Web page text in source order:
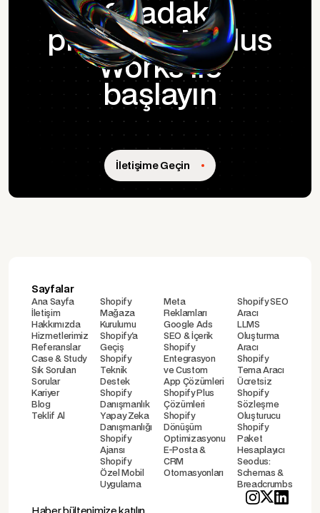
Sıradaki
projenize Nodus
Works ile
başlayın
İletişime Geçin
Sayfalar
Ana Sayfa
İletişim
Hakkımızda
Hizmetlerimiz
Referanslar
Case & Study
Sık Sorulan
Sorular
Kariyer
Blog
Teklif Al
Shopify
Mağaza
Kurulumu
Shopify'a
Geçiş
Shopify
Teknik
Destek
Shopify
Danışmanlık
Yapay Zeka
Danışmanlığı
Shopify
Ajansı
Shopify
Özel Mobil
Uygulama
Meta
Reklamları
Google Ads
SEO & İçerik
Shopify
Entegrasyon
ve Custom
App Çözümleri
Shopify Plus
Çözümleri
Shopify
Dönüşüm
Optimizasyonu
E-Posta &
CRM
Otomasyonları
Shopify SEO
Aracı
LLMS
Oluşturma
Aracı
Shopify
Tema Aracı
Ücretsiz
Shopify
Sözleşme
Oluşturucu
Shopify
Paket
Hesaplayıcı
Seodus:
Schemas &
Breadcrumbs